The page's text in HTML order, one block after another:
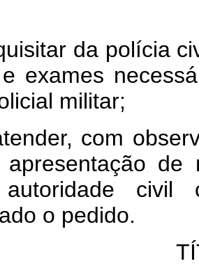
da polícia
exames
militar;
com
de
civil
o pedido.